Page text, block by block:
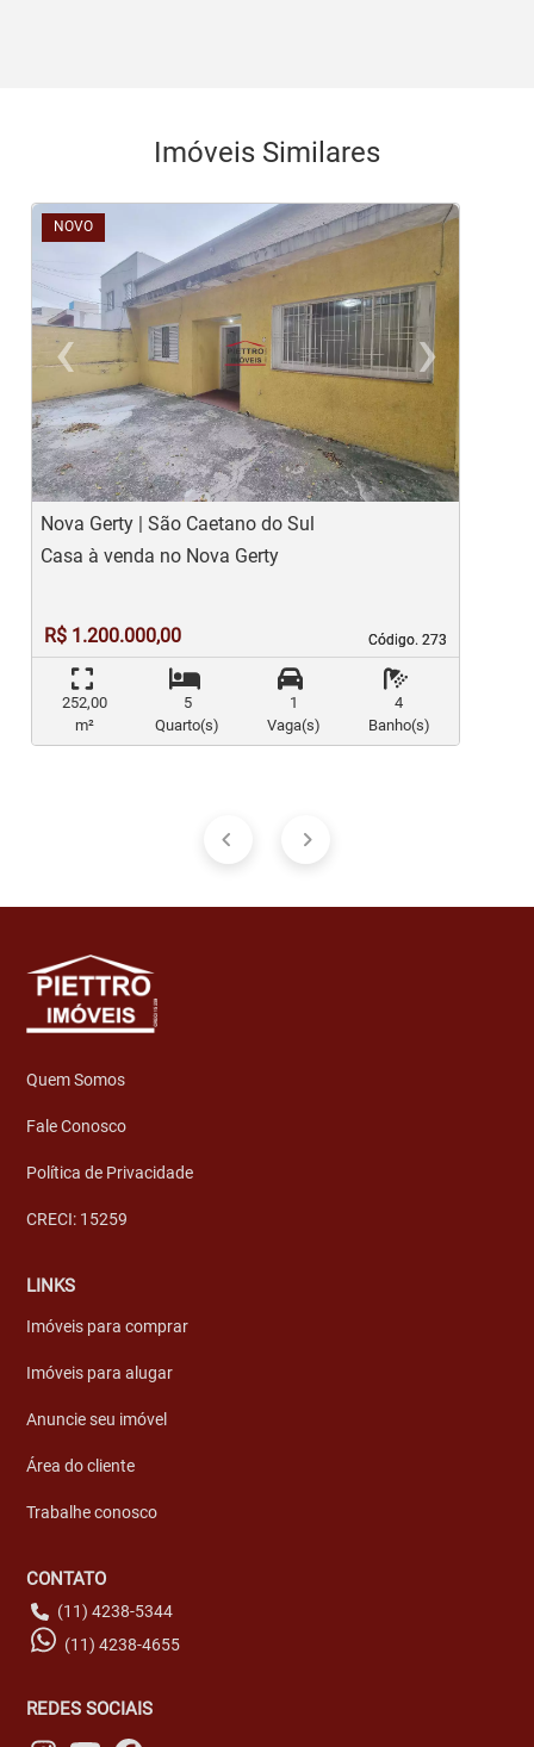
Imóveis Similares
NOVO
‹
Previous
›
Nova Gerty | São Caetano do Sul
Código. 273
Código. 273
Casa à venda no Nova Gerty
R$ 1.200.000,00
252,00
m²
5
Quarto(s)
1
Vaga(s)
4
Banho(s)
Quem Somos
Fale Conosco
Política de Privacidade
CRECI: 15259
LINKS
Imóveis para comprar
Imóveis para alugar
Anuncie seu imóvel
Área do cliente
Trabalhe conosco
CONTATO
(11) 4238-5344
(11) 4238-4655
REDES SOCIAIS